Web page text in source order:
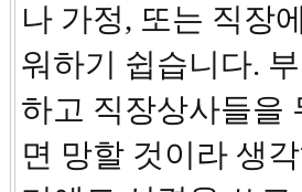
나 가정, 또는 직장
워하기 쉽습니다.
하고 직장상사들을
면 망할 것이라 생